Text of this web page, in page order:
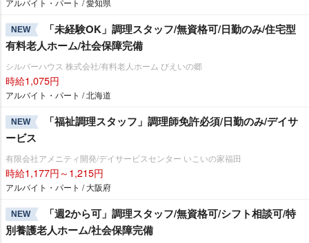
NEW
「未経験OK」調理スタッフ/無資格可/日勤のみ/住宅型
有料老人ホーム/社会保障完備
シルバーハウス 株式会社/有料老人ホーム びえいの郷
時給1,075円
アルバイト・パート / 北海道
NEW
「福祉調理スタッフ」調理師免許必須/日勤のみ/デイサ
ービス
有限会社アメニティ開発/デイサービスセンター いこいの家福田
時給1,177円～1,215円
アルバイト・パート / 大阪府
NEW
「週2から可」調理スタッフ/無資格可/シフト相談可/特
別養護老人ホーム/社会保障完備